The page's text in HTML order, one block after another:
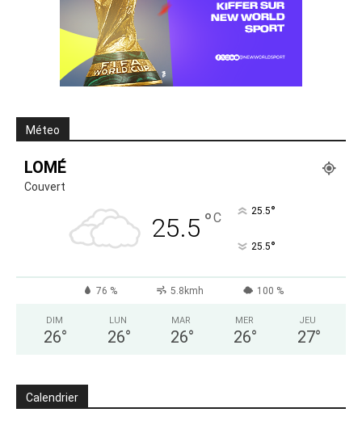
Méteo
LOMÉ
Couvert
25.5 °C 25.5°
25.5°
76 % 5.8kmh 100 %
DIM
26°
LUN
26°
MAR
26°
MER
26°
JEU
27°
Calendrier